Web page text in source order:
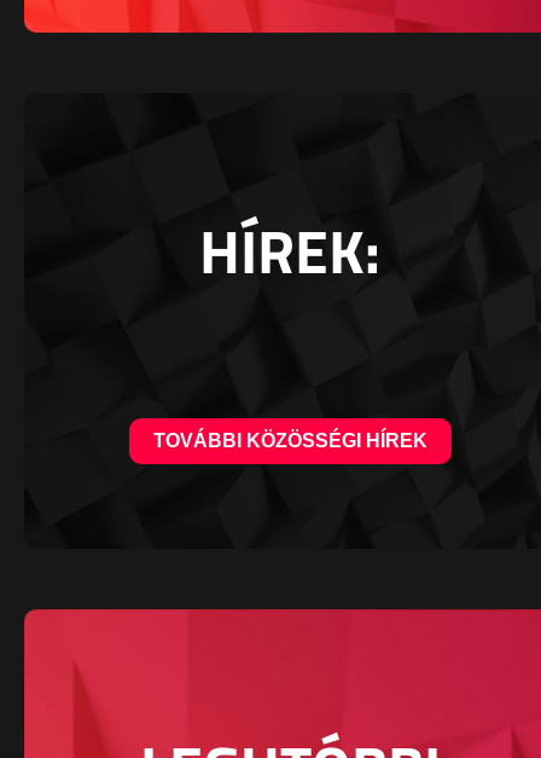
HÍREK:
TOVÁBBI KÖZÖSSÉGI HÍREK